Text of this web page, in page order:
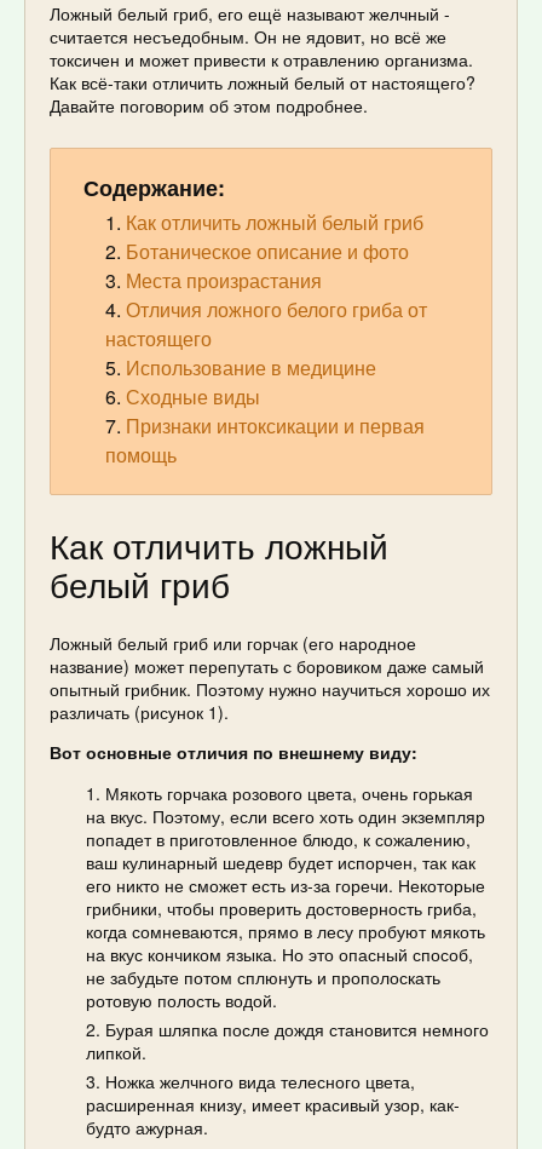
Ложный белый гриб, его ещё называют желчный -
считается несъедобным. Он не ядовит, но всё же
токсичен и может привести к отравлению организма.
Как всё-таки отличить ложный белый от настоящего?
Давайте поговорим об этом подробнее.
Содержание:
Как отличить ложный белый гриб
Ботаническое описание и фото
Места произрастания
Отличия ложного белого гриба от
настоящего
Использование в медицине
Сходные виды
Признаки интоксикации и первая
помощь
Как отличить ложный
белый гриб
Ложный белый гриб или горчак (его народное
название) может перепутать с боровиком даже самый
опытный грибник. Поэтому нужно научиться хорошо их
различать (рисунок 1).
Вот основные отличия по внешнему виду:
Мякоть горчака розового цвета, очень горькая
на вкус. Поэтому, если всего хоть один экземпляр
попадет в приготовленное блюдо, к сожалению,
ваш кулинарный шедевр будет испорчен, так как
его никто не сможет есть из-за горечи. Некоторые
грибники, чтобы проверить достоверность гриба,
когда сомневаются, прямо в лесу пробуют мякоть
на вкус кончиком языка. Но это опасный способ,
не забудьте потом сплюнуть и прополоскать
ротовую полость водой.
Бурая шляпка после дождя становится немного
липкой.
Ножка желчного вида телесного цвета,
расширенная книзу, имеет красивый узор, как-
будто ажурная.